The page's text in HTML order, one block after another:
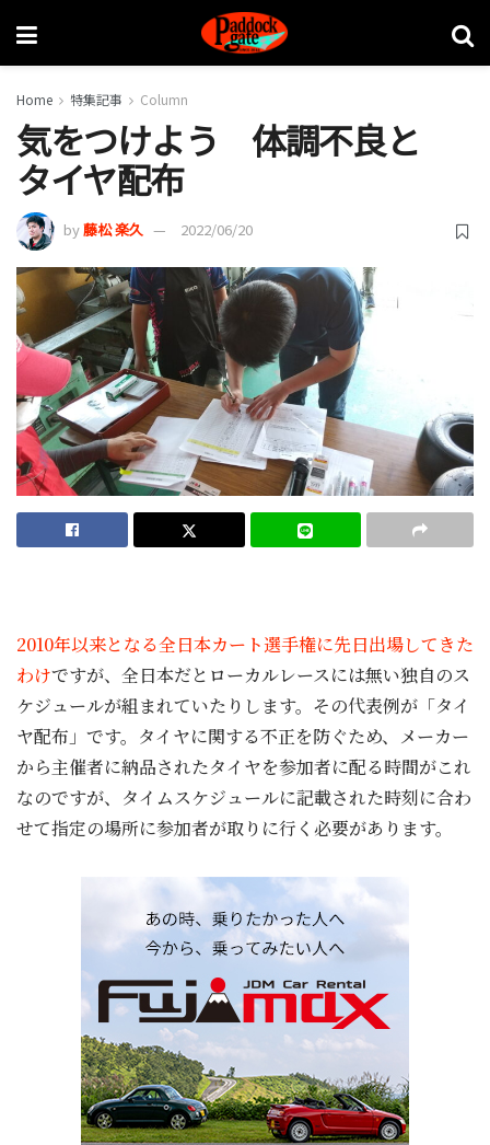
Home 特集記事 Column
気をつけよう 体調不良と
タイヤ配布
by藤松 楽久 2022/06/20
2010年以来となる全日本カート選手権に先日出場してきた
わけですが、全日本だとローカルレースには無い独自のス
ケジュールが組まれていたりします。その代表例が「タイ
ヤ配布」です。タイヤに関する不正を防ぐため、メーカー
から主催者に納品されたタイヤを参加者に配る時間がこれ
なのですが、タイムスケジュールに記載された時刻に合わ
せて指定の場所に参加者が取りに行く必要があります。